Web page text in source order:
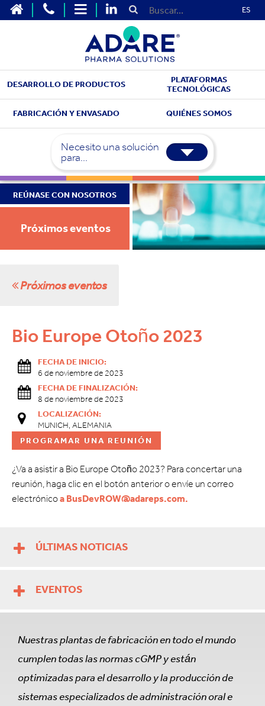
ES
DESARROLLO DE PRODUCTOS
PLATAFORMAS
TECNOLÓGICAS
FABRICACIÓN Y ENVASADO QUIÉNES SOMOS
Necesito una solución
para...
REÚNASE CON NOSOTROS
Próximos eventos
Próximos eventos
Bio Europe Otoño 2023
FECHA DE INICIO:
6 de noviembre de 2023
FECHA DE FINALIZACIÓN:
8 de noviembre de 2023
LOCALIZACIÓN:
MUNICH, ALEMANIA
PROGRAMAR UNA REUNIÓN
¿Va a asistir a Bio Europe Otoño 2023? Para concertar una
reunión, haga clic en el botón anterior o envíe un correo
electrónicoa BusDevROW@adareps.com.
ÚLTIMAS NOTICIAS
EVENTOS
Nuestras plantas de fabricación en todo el mundo
cumplen todas las normas cGMP y están
optimizadas para el desarrollo y la producción de
sistemas especializados de administración oral e